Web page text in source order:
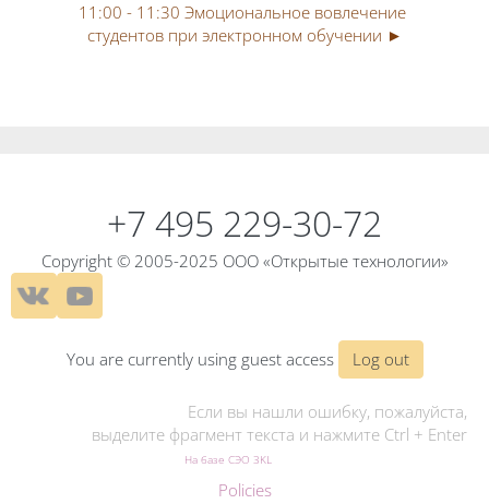
11:00 - 11:30 Эмоциональное вовлечение
студентов при электронном обучении ►
+7 495 229-30-72
Copyright © 2005-2025 ООО «Открытые технологии»
You are currently using guest access Log out
Если вы нашли ошибку, пожалуйста,
выделите фрагмент текста и нажмите Ctrl + Enter
На базе СЭО 3KL
Policies